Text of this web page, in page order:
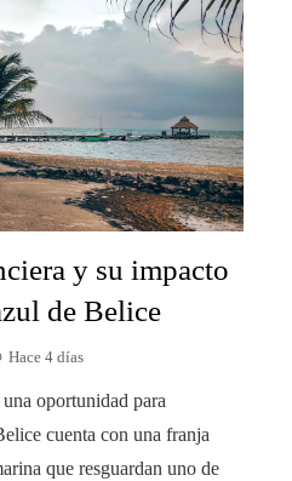
y su impacto
de Belice
Hace 4 días
oportunidad para
cuenta con una franja
que resguardan uno de